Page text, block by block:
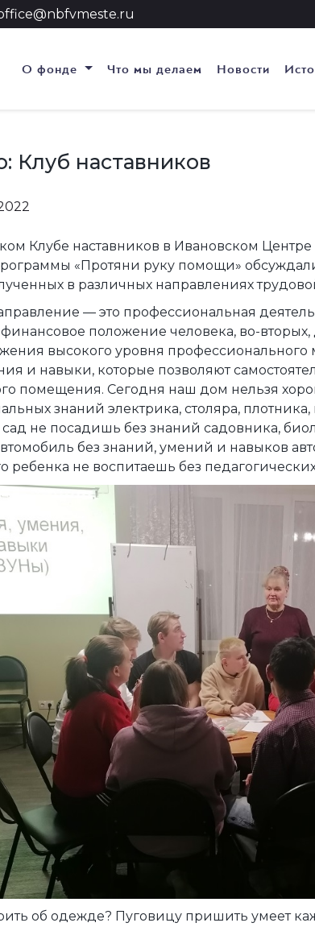
О фонде Что мы делаем Новости
Клуб наставников
Клубе наставников в Ивановском
«Протяни руку помощи»
в различных направлениях
— это профессиональная
положение человека, во-вторых,
высокого уровня профессионального
и навыки, которые позволяют
помещения. Сегодня наш дом нельзя
знаний электрика, столяра, плотника,
не посадишь без знаний садовника,
без знаний, умений и навыков
ребенка не воспитаешь без
об одежде? Пуговицу пришить умеет